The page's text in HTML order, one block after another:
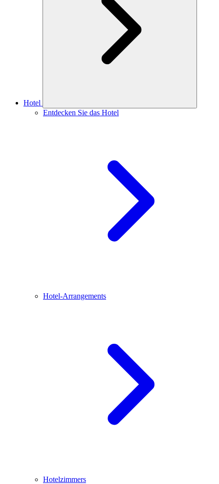
Hotel
Entdecken Sie das Hotel
Hotel-Arrangements
Hotelzimmers